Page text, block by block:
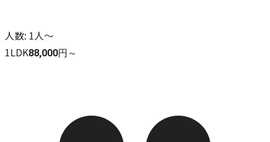
人数: 1人～
1LDK88,000円～